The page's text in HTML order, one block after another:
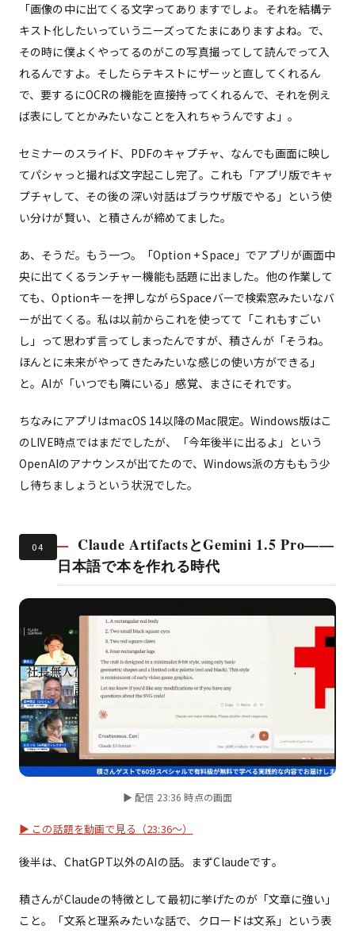
「画像の中に出てくる文字ってありますでしょ。それを結構テ
キスト化したいっていうニーズってたまにありますよね。で、
その時に僕よくやってるのがこの写真撮ってして読んでって入
れるんですよ。そしたらテキストにザーッと直してくれるん
で、要するにOCRの機能を直接持ってくれるんで、それを例え
ば表にしてとかみたいなことを入れちゃうんですよ」。
セミナーのスライド、PDFのキャプチャ、なんでも画面に映し
てパシャっと撮れば文字起こし完了。これも「アプリ版でキャ
プチャして、その後の深い対話はブラウザ版でやる」という使
い分けが賢い、と積さんが締めてました。
あ、そうだ。もう一つ。「Option + Space」でアプリが画面中
央に出てくるランチャー機能も話題に出ました。他の作業して
ても、Optionキーを押しながらSpaceバーで検索窓みたいなバ
ーが出てくる。私は以前からこれを使ってて「これもすごい
し」って思わず言ってしまったんですが、積さんが「そうね。
ほんとに未来がやってきたみたいな感じの使い方ができる」
と。AIが「いつでも隣にいる」感覚、まさにそれです。
ちなみにアプリはmacOS 14以降のMac限定。Windows版はこ
のLIVE時点ではまだでしたが、「今年後半に出るよ」という
OpenAIのアナウンスが出てたので、Windows派の方ももう少
し待ちましょうという状況でした。
04
Claude ArtifactsとGemini 1.5 Pro——
日本語で本を作れる時代
▶ 配信 23:36 時点の画面
▶ この話題を動画で見る（23:36〜）
後半は、ChatGPT以外のAIの話。まずClaudeです。
積さんがClaudeの特徴として最初に挙げたのが「文章に強い」
こと。「文系と理系みたいな話で、クロードは文系」という表